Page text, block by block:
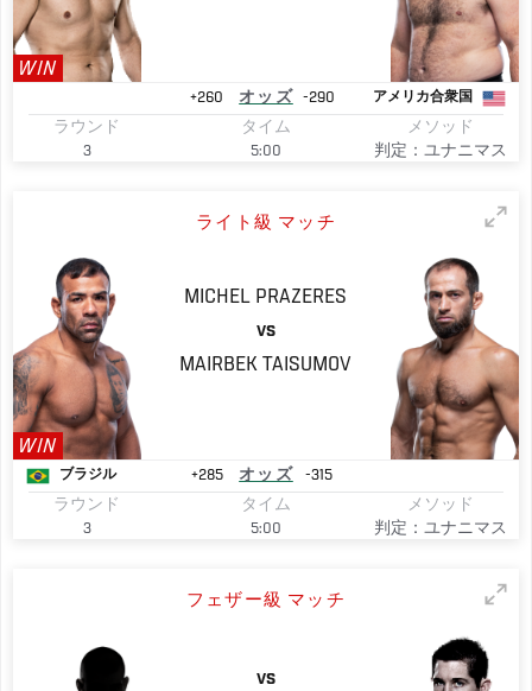
WIN
+260 オッズ -290 アメリカ合衆国
ラウンド
3
タイム
5:00
メソッド
判定：ユナニマス
ライト級 マッチ
WIN
MICHEL PRAZERES
VS
MAIRBEK TAISUMOV
ブラジル +285 オッズ
-315
ラウンド
3
タイム
5:00
メソッド
判定：ユナニマス
フェザー級 マッチ
VS